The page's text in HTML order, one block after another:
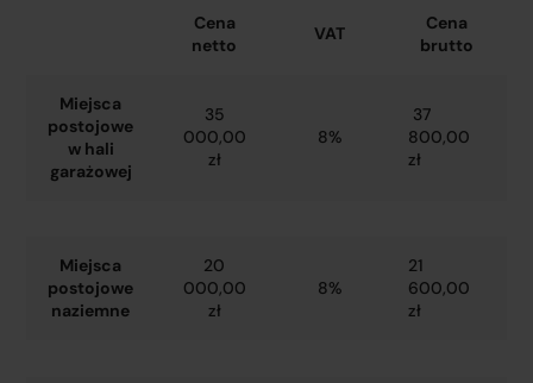
Cena
netto
VAT
Cena
brutto
Miejsca
postojowe
w hali
garażowej
35
000,00
zł
8%
37
800,00
zł
Miejsca
postojowe
naziemne
20
000,00
zł
8%
21
600,00
zł